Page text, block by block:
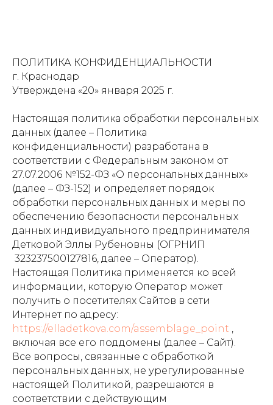
ПОЛИТИКА КОНФИДЕНЦИАЛЬНОСТИ
г. Краснодар
Утверждена «20» января 2025 г.
Настоящая политика обработки персональных
данных (далее – Политика
конфиденциальности) разработана в
соответствии с Федеральным законом от
27.07.2006 №152-ФЗ «О персональных данных»
(далее – ФЗ-152) и определяет порядок
обработки персональных данных и меры по
обеспечению безопасности персональных
данных индивидуального предпринимателя
Детковой Эллы Рубеновны (ОГРНИП
323237500127816, далее – Оператор).
Настоящая Политика применяется ко всей
информации, которую Оператор может
получить о посетителях Сайтов в сети
Интернет по адресу:
https://elladetkova.com/assemblage_point ,
включая все его поддомены (далее – Сайт).
Все вопросы, связанные с обработкой
персональных данных, не урегулированные
настоящей Политикой, разрешаются в
соответствии с действующим